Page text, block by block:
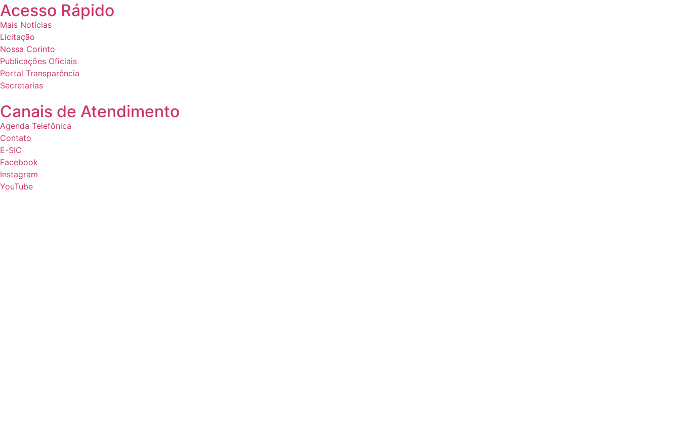
Acesso Rápido
Mais Notícias
Licitação
Nossa Corinto
Publicações Oficiais
Portal Transparência
Secretarias
Canais de Atendimento
Agenda Telefônica
Contato
E-SIC
Facebook
Instagram
YouTube